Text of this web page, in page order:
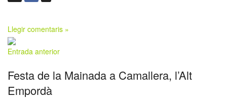
Llegir comentaris »
Entrada anterior
Festa de la Mainada a Camallera, l’Alt
Empordà